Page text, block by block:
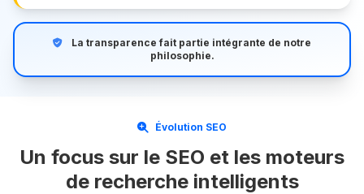
La transparence fait partie intégrante de notre
philosophie.
Évolution SEO
Un focus sur le SEO et les moteurs
de recherche intelligents